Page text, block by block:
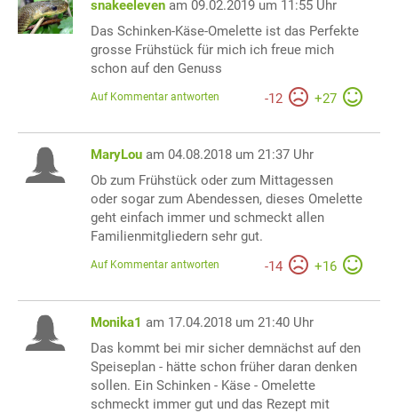
snakeeleven am 09.02.2019 um 11:55 Uhr
Das Schinken-Käse-Omelette ist das Perfekte
grosse Frühstück für mich ich freue mich
schon auf den Genuss
-12 +27
Auf Kommentar antworten
MaryLou am 04.08.2018 um 21:37 Uhr
Ob zum Frühstück oder zum Mittagessen
oder sogar zum Abendessen, dieses Omelette
geht einfach immer und schmeckt allen
Familienmitgliedern sehr gut.
-14 +16
Auf Kommentar antworten
Monika1 am 17.04.2018 um 21:40 Uhr
Das kommt bei mir sicher demnächst auf den
Speiseplan - hätte schon früher daran denken
sollen. Ein Schinken - Käse - Omelette
schmeckt immer gut und das Rezept mit